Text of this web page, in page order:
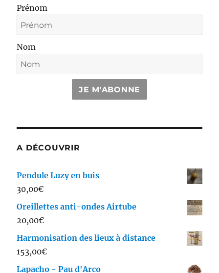
Prénom
Nom
JE M'ABONNE
A DÉCOUVRIR
Pendule Luzy en buis
30,00€
Oreillettes anti-ondes Airtube
20,00€
Harmonisation des lieux à distance
153,00€
Lapacho - Pau d'Arco